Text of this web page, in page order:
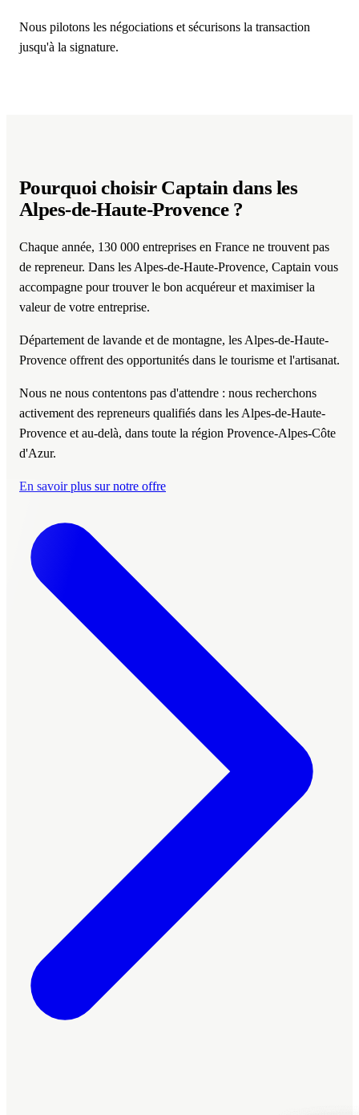
Nous pilotons les négociations et sécurisons la transaction
jusqu'à la signature.
Pourquoi choisir Captain dans les
Alpes-de-Haute-Provence?
Chaque année, 130 000 entreprises en France ne trouvent pas
de repreneur. Dans les Alpes-de-Haute-Provence, Captain vous
accompagne pour trouver le bon acquéreur et maximiser la
valeur de votre entreprise.
Département de lavande et de montagne, les Alpes-de-Haute-
Provence offrent des opportunités dans le tourisme et l'artisanat.
Nous ne nous contentons pas d'attendre : nous recherchons
activement des repreneurs qualifiés dans les Alpes-de-Haute-
Provence et au-delà, dans toute la région Provence-Alpes-Côte
d'Azur.
En savoir plus sur notre offre